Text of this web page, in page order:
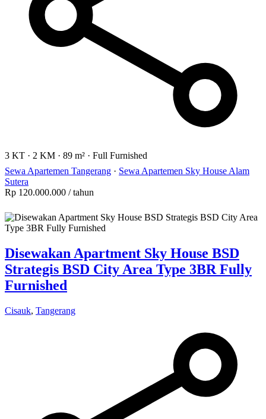
3 KT · 2 KM · 89 m² · Full Furnished
Sewa Apartemen Tangerang · Sewa Apartemen Sky House Alam
Sutera
Rp 120.000.000 / tahun
Disewakan Apartment Sky House BSD
Strategis BSD City Area Type 3BR Fully
Furnished
Cisauk, Tangerang